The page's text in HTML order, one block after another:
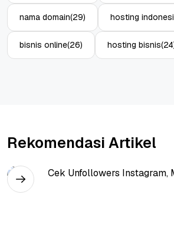
nama domain(29) hosting
bisnis online(26) hosting bisnis
Rekomendasi Artikel